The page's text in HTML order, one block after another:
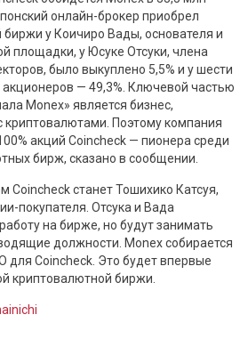
онлайн-брокер приобрел
биржи у Коичиро Вады, основателя и
площадки, у Юсуке Отсуки, члена
было выкуплено 5,5% и у шести
акционеров — 49,3%. Ключевой частью
Monex» является бизнес,
криптовалютами. Поэтому компания
акций Coincheck — пионера среди
бирж, сказано в сообщении.
Coincheck станет Тошихико Катсуя,
покупателя. Отсука и Вада
на бирже, но будут занимать
должности. Monex собирается
для Coincheck. Это будет впервые
криптовалютной биржи.